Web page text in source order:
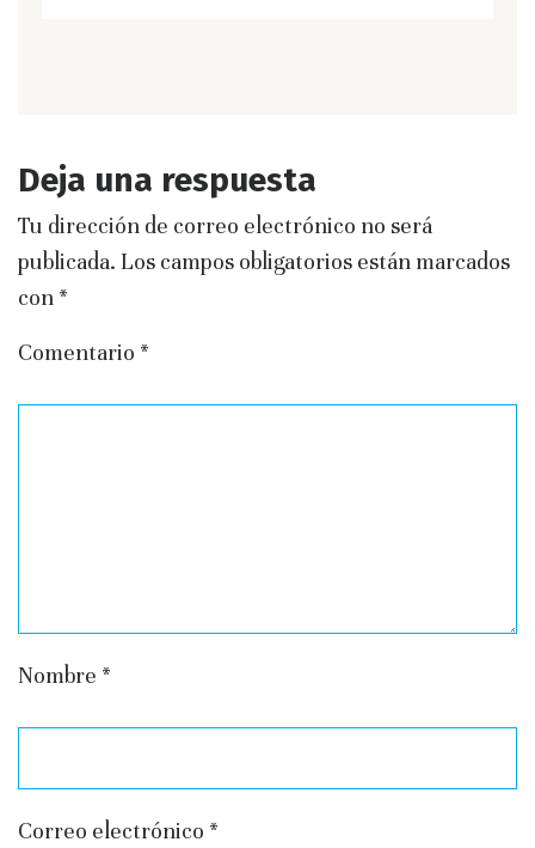
Deja una respuesta
Tu dirección de correo electrónico no será
publicada. Los campos obligatorios están marcados
con *
Comentario *
Nombre *
Correo electrónico *